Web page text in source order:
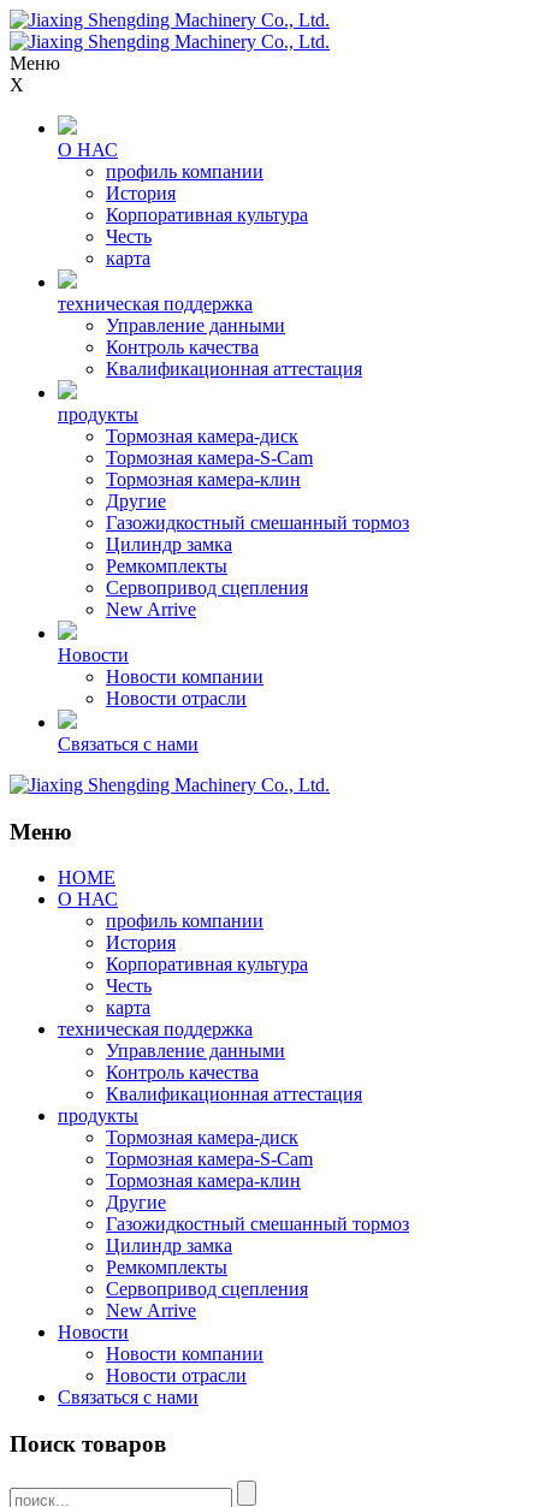
Меню
X
О НАС
профиль компании
История
Корпоративная культура
Честь
карта
техническая поддержка
Управление данными
Контроль качества
Квалификационная аттестация
продукты
Тормозная камера-диск
Тормозная камера-S-Cam
Тормозная камера-клин
Другие
Газожидкостный смешанный тормоз
Цилиндр замка
Ремкомплекты
Сервопривод сцепления
New Arrive
Новости
Новости компании
Новости отрасли
Связаться с нами
Меню
HOME
О НАС
профиль компании
История
Корпоративная культура
Честь
карта
техническая поддержка
Управление данными
Контроль качества
Квалификационная аттестация
продукты
Тормозная камера-диск
Тормозная камера-S-Cam
Тормозная камера-клин
Другие
Газожидкостный смешанный тормоз
Цилиндр замка
Ремкомплекты
Сервопривод сцепления
New Arrive
Новости
Новости компании
Новости отрасли
Связаться с нами
Поиск товаров